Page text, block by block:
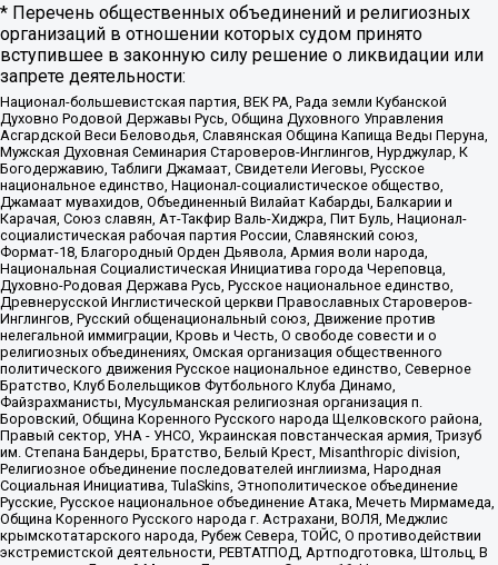
* Перечень общественных объединений и религиозных
организаций в отношении которых судом принято
вступившее в законную силу решение о ликвидации или
запрете деятельности:
Национал-большевистская партия, ВЕК РА, Рада земли Кубанской
Духовно Родовой Державы Русь, Община Духовного Управления
Асгардской Веси Беловодья, Славянская Община Капища Веды Перуна,
Мужская Духовная Семинария Староверов-Инглингов, Нурджулар, К
Богодержавию, Таблиги Джамаат, Свидетели Иеговы, Русское
национальное единство, Национал-социалистическое общество,
Джамаат мувахидов, Объединенный Вилайат Кабарды, Балкарии и
Карачая, Союз славян, Ат-Такфир Валь-Хиджра, Пит Буль, Национал-
социалистическая рабочая партия России, Славянский союз,
Формат-18, Благородный Орден Дьявола, Армия воли народа,
Национальная Социалистическая Инициатива города Череповца,
Духовно-Родовая Держава Русь, Русское национальное единство,
Древнерусской Инглистической церкви Православных Староверов-
Инглингов, Русский общенациональный союз, Движение против
нелегальной иммиграции, Кровь и Честь, О свободе совести и о
религиозных объединениях, Омская организация общественного
политического движения Русское национальное единство, Северное
Братство, Клуб Болельщиков Футбольного Клуба Динамо,
Файзрахманисты, Мусульманская религиозная организация п.
Боровский, Община Коренного Русского народа Щелковского района,
Правый сектор, УНА - УНСО, Украинская повстанческая армия, Тризуб
им. Степана Бандеры, Братство, Белый Крест, Misanthropic division,
Религиозное объединение последователей инглиизма, Народная
Социальная Инициатива, TulaSkins, Этнополитическое объединение
Русские, Русское национальное объединение Атака, Мечеть Мирмамеда,
Община Коренного Русского народа г. Астрахани, ВОЛЯ, Меджлис
крымскотатарского народа, Рубеж Севера, ТОЙС, О противодействии
экстремистской деятельности, РЕВТАТПОД, Артподготовка, Штольц, В